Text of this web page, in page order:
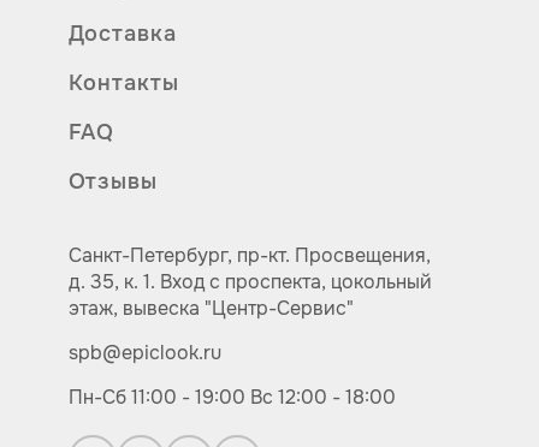
Доставка
Контакты
FAQ
Отзывы
Санкт-Петербург, пр-кт. Просвещения,
д. 35, к. 1. Вход с проспекта, цокольный
этаж, вывеска "Центр-Сервис"
spb@epiclook.ru
Пн-Сб 11:00 - 19:00 Вс 12:00 - 18:00